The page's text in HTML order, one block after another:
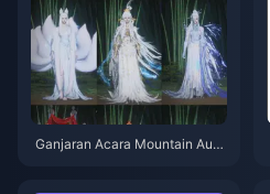
Ganjaran Acara Mountain Autu